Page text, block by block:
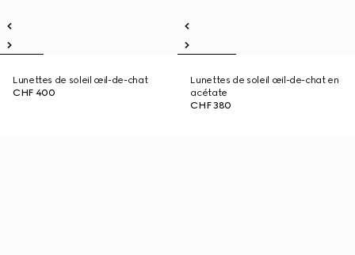
Lunettes de soleil œil-de-chat
CHF 400
Lunettes de soleil œil-de-chat en
acétate
CHF 380